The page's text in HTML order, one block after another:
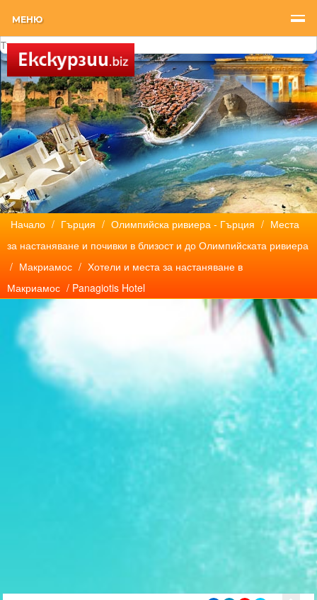
МЕНЮ
Начало / Гърция / Олимпийска ривиера - Гърция / Места
за настаняване и почивки в близост и до Олимпийската ривиера
/ Макриамос / Хотели и места за настаняване в
Макриамос / Panagiotis Hotel